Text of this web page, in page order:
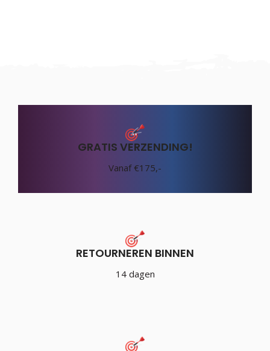
GRATIS VERZENDING!
Vanaf €175,-
RETOURNEREN BINNEN
14 dagen